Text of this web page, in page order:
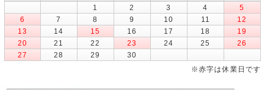
1
2 3 4
5
6
7 8 9 10 11
12
13
14 15 16 17 18
19
20
21 22 23 24 25
26
27
28 29
30
※赤字は休業日です